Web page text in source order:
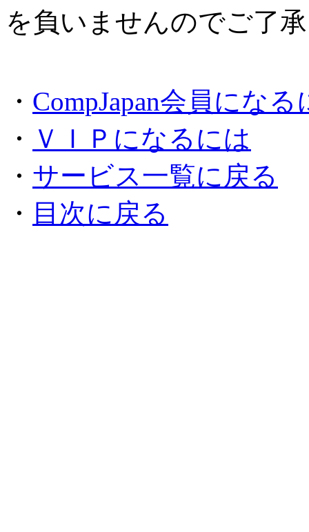
を負いませんのでご了
・ CompJapan会員になる
・ ＶＩＰになるには
・ サービス一覧に戻る
・ 目次に戻る